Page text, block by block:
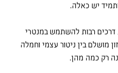
יש כאלה.
דרכים רבות להשתמש במנטרי
מושלם בין ניטור עצמי וחמלה
רק כמה מהן.